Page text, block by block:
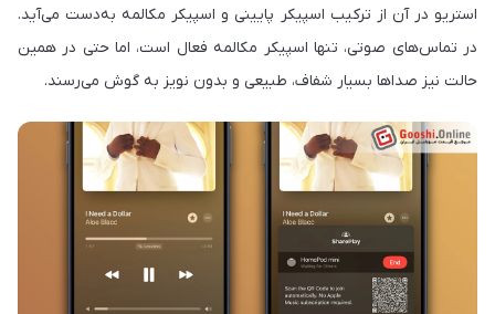
استریو در آن از ترکیب اسپیکر پایینی و اسپیکر مکالمه به‌دست می‌آید.
در تماس‌های صوتی، تنها اسپیکر مکالمه فعال است، اما حتی در همین
حالت نیز صداها بسیار شفاف، طبیعی و بدون نویز به گوش می‌رسند.